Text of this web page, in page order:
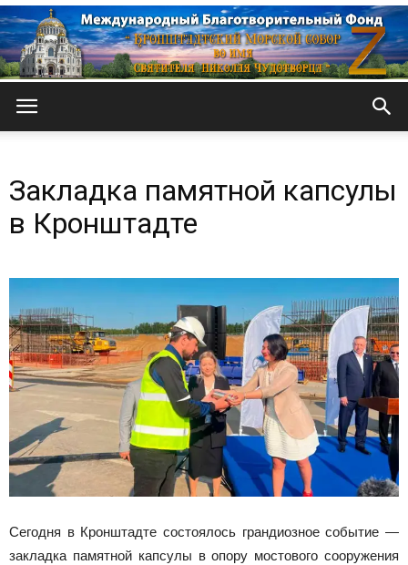
Морской
собор
Закладка памятной капсулы
в Кронштадте
Сегодня в Кронштадте состоялось грандиозное событие —
закладка памятной капсулы в опору мостового сооружения